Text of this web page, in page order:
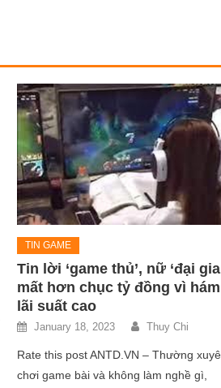
TIN GAME
Tin lời ‘game thủ’, nữ ‘đại
mất hơn chục tỷ đồng vì hám
lãi suất cao
January 18, 2023 Thuy Chi
Rate this post ANTD.VN – Thường
chơi game bài và không làm nghề gì,